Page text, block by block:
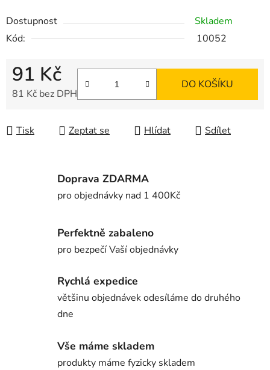
Dostupnost
Skladem
Kód:
10052
91 Kč
81 Kč bez DPH
DO KOŠÍKU
Tisk Zeptat se Hlídat Sdílet
Doprava ZDARMA
pro objednávky nad 1 400Kč
Perfektně zabaleno
pro bezpečí Vaší objednávky
Rychlá expedice
většinu objednávek odesíláme do druhého
dne
Vše máme skladem
produkty máme fyzicky skladem